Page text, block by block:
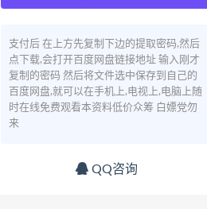
支付后 在上方先复制下边的提取密码,然后
点下载,会打开百度网盘链接地址 输入刚才
复制的密码 然后将文件选中保存到自己的
百度网盘,就可以在手机上,电视上,电脑上随
时在线免费观看本资料低价众筹 白嫖党勿
来
QQ咨询